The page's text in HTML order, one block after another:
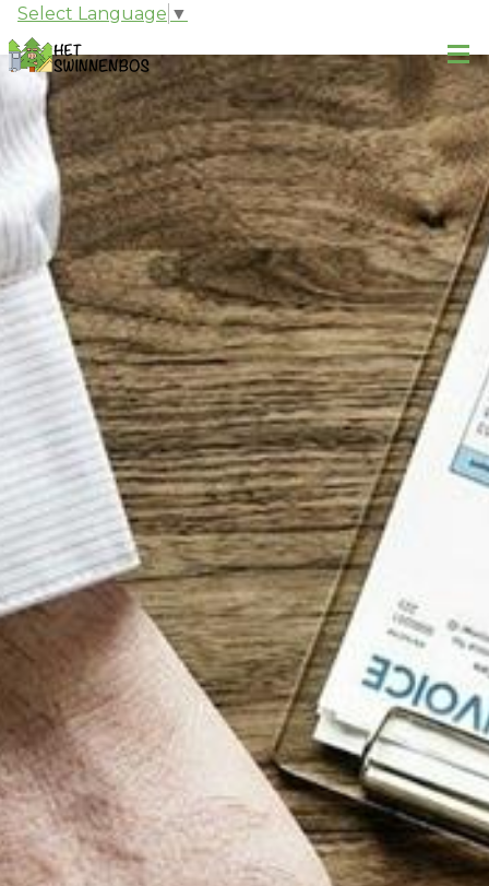
Select Language ▼